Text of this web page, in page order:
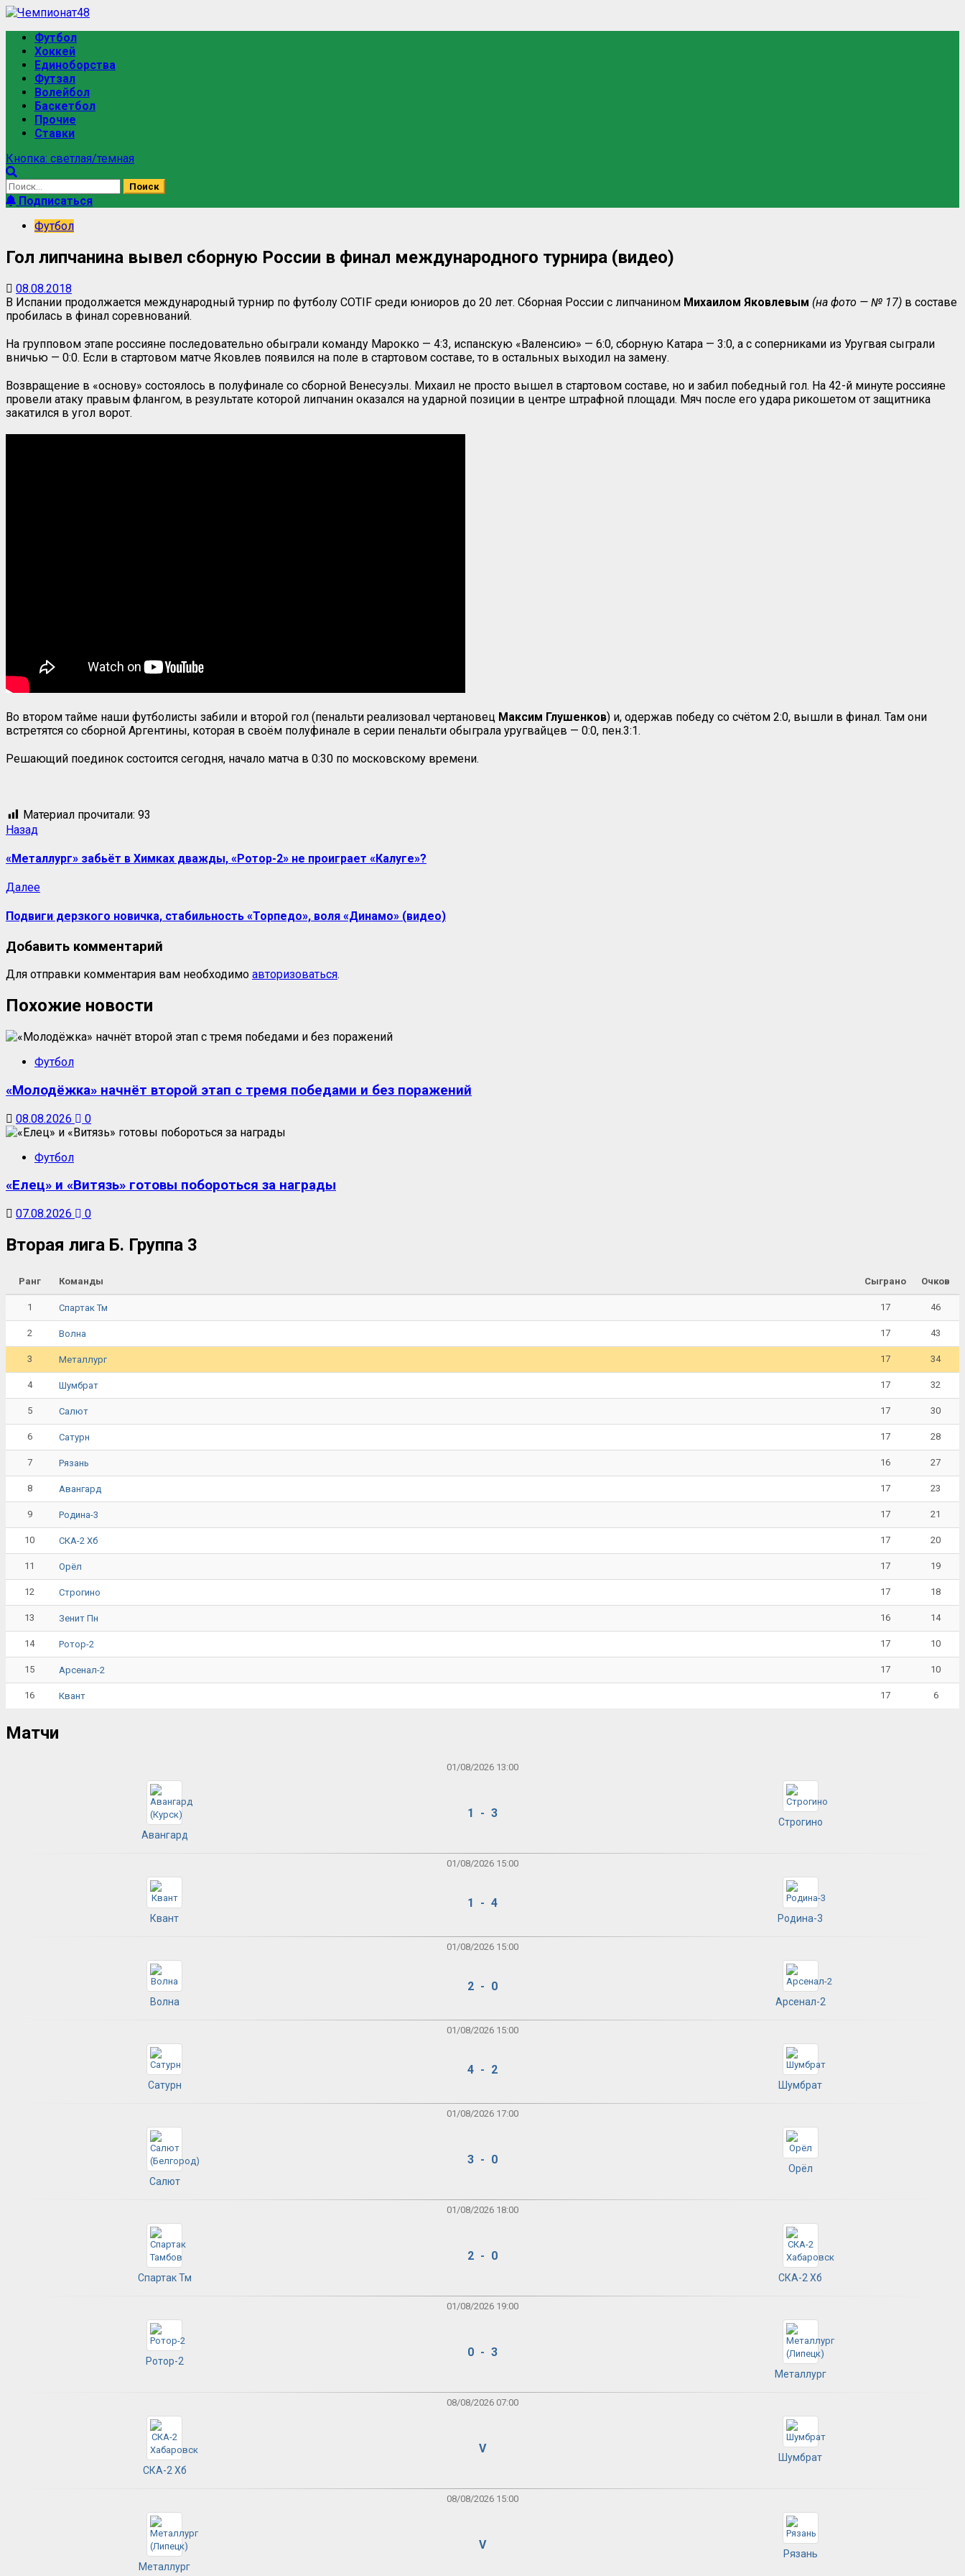
Футбол
Хоккей
Единоборства
Футзал
Волейбол
Баскетбол
Прочие
Ставки
Кнопка: светлая/темная
Подписаться
Футбол
Гол липчанина вывел сборную России в финал международного турнира (видео)
08.08.2018
В Испании продолжается международный турнир по футболу COTIF среди юниоров до 20 лет. Сборная России с липчанином Михаилом Яковлевым (на фото — № 17) в составе
пробилась в финал соревнований.
На групповом этапе россияне последовательно обыграли команду Марокко — 4:3, испанскую «Валенсию» — 6:0, сборную Катара — 3:0, а с соперниками из Уругвая сыграли
вничью — 0:0. Если в стартовом матче Яковлев появился на поле в стартовом составе, то в остальных выходил на замену.
Возвращение в «основу» состоялось в полуфинале со сборной Венесуэлы. Михаил не просто вышел в стартовом составе, но и забил победный гол. На 42-й минуте россияне
провели атаку правым флангом, в результате которой липчанин оказался на ударной позиции в центре штрафной площади. Мяч после его удара рикошетом от защитника
закатился в угол ворот.
Во втором тайме наши футболисты забили и второй гол (пенальти реализовал чертановец Максим Глушенков) и, одержав победу со счётом 2:0, вышли в финал. Там они
встретятся со сборной Аргентины, которая в своём полуфинале в серии пенальти обыграла уругвайцев — 0:0, пен.3:1.
Решающий поединок состоится сегодня, начало матча в 0:30 по московскому времени.
Материал прочитали: 93
Назад
«Металлург» забьёт в Химках дважды, «Ротор-2» не проиграет «Калуге»?
Далее
Подвиги дерзкого новичка, стабильность «Торпедо», воля «Динамо» (видео)
Добавить комментарий
Для отправки комментария вам необходимо авторизоваться.
Похожие новости
Футбол
«Молодёжка» начнёт второй этап с тремя победами и без поражений
08.08.2026 0
Футбол
«Елец» и «Витязь» готовы побороться за награды
07.08.2026 0
Вторая лига Б. Группа 3
Ранг Команды Сыграно Очков
1 Спартак Тм 17 46
2 Волна 17 43
3 Металлург 17 34
4 Шумбрат 17 32
5 Салют 17 30
6 Сатурн 17 28
7 Рязань 16 27
8 Авангард 17 23
9 Родина-3 17 21
10 СКА-2 Хб 17 20
11 Орёл 17 19
12 Строгино 17 18
13 Зенит Пн 16 14
14 Ротор-2 17 10
15 Арсенал-2 17 10
16 Квант 17 6
Матчи
01/08/2026 13:00
Авангард
1 - 3
Строгино
01/08/2026 15:00
Квант
1 - 4
Родина-3
01/08/2026 15:00
Волна
2 - 0
Арсенал-2
01/08/2026 15:00
Сатурн
4 - 2
Шумбрат
01/08/2026 17:00
Салют
3 - 0
Орёл
01/08/2026 18:00
Спартак Тм
2 - 0
СКА-2 Хб
01/08/2026 19:00
Ротор-2
0 - 3
Металлург
08/08/2026 07:00
СКА-2 Хб
V
Шумбрат
08/08/2026 15:00
Металлург
V
Рязань